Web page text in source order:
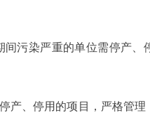
污染严重的单位需停产、
、停用的项目，严格管理